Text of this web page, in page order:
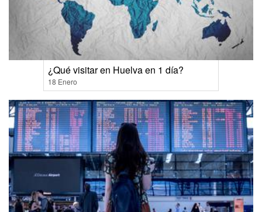
¿Qué visitar en Huelva en 1 día?
18 Enero